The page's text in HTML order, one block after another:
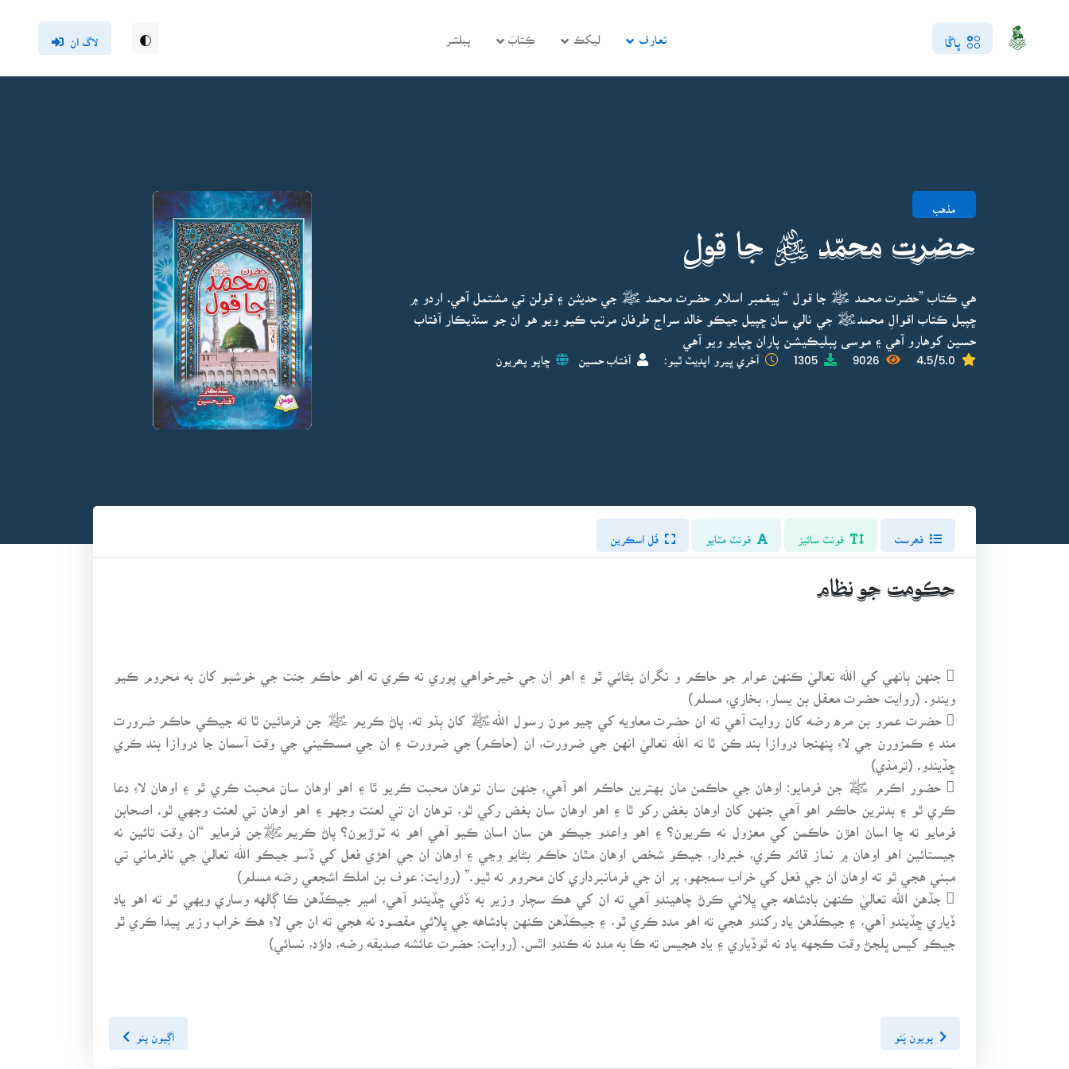
ڀاڱا تعارف ليکڪ ڪِتابَ پبلشر لاگ ان
مذهب
حضرت محمّد ﷺ جا قول
هي ڪتاب ”حضرت محمد ﷺ جا قول “ پيغمبر اسلام حضرت محمد ﷺ جي حديثن ۽ قولن تي مشتمل آهي. اردو ۾
ڇپيل ڪتاب اقوالِ محمدﷺ جي نالي سان ڇپيل جيڪو خالد سراج طرفان مرتب ڪيو ويو هو ان جو سنڌيڪار آفتاب
حسين کوهارو آهي ۽ موسى پبليڪيشن پاران ڇپايو ويو آهي
4.5/5.0
9026
1305 آخري ڀيرو اپڊيٽ ٿيو: آفتاب حسين ڇاپو پھريون
فونٽ سائيز فونٽ مٽايو فُل اسڪرين
حڪومت جو نظام
 جنهن ٻانهي کي الله تعاليٰ ڪنهن عوام جو حاڪم و نگران بڻائي ٿو ۽ اهو ان جي خيرخواهي پوري نه ڪري ته اهو حاڪم جنت جي خوشبو کان به محروم ڪيو
ويندو. (روايت حضرت معقل بن يسار، بخاري، مسلم)
 حضرت عمرو بن مره رضه کان روايت آهي ته ان حضرت معاويه کي چيو مون رسول اللهﷺ کان ٻڌو ته، پاڻ ڪريم ﷺ جن فرمائين ٿا ته جيڪي حاڪم ضرورت
مند ۽ ڪمزورن جي لاءِ پنهنجا دروازا بند ڪن ٿا ته الله تعاليٰ انهن جي ضرورت، ان (حاڪم) جي ضرورت ۽ ان جي مسڪيني جي وقت آسمان جا دروازا بند ڪري
ڇڏيندو. (ترمذي)
 حضور اڪرم ﷺ جن فرمايو: اوهان جي حاڪمن مان بهترين حاڪم اهو آهي، جنهن سان توهان محبت ڪريو ٿا ۽ اهو اوهان سان محبت ڪري ٿو ۽ اوهان لاءِ دعا
ڪري ٿو ۽ بدترين حاڪم اهو آهي جنهن کان اوهان بغض رکو ٿا ۽ اهو اوهان سان بغض رکي ٿو، توهان ان تي لعنت وجهو ۽ اهو اوهان تي لعنت وجهي ٿو. اصحابن
فرمايو ته ڇا اسان اهڙن حاڪمن کي معزول نه ڪريون؟ ۽ اهو واعدو جيڪو هن سان اسان ڪيو آهي اهو نه ٽوڙيون؟ پاڻ ڪريمﷺجن فرمايو “ان وقت تائين نه
جيستائين اهو اوهان ۾ نماز قائم ڪري، خبردار، جيڪو شخص اوهان مٿان حاڪم بڻايو وڃي ۽ اوهان ان جي اهڙي فعل کي ڏسو جيڪو الله تعاليٰ جي نافرماني تي
مبني هجي ٿو ته اوهان ان جي فعل کي خراب سمجهو، پر ان جي فرمانبرداري کان محروم نه ٿيو.” (روايت: عوف بن املڪ اشجعي رضه مسلم)
 جڏهن الله تعاليٰ ڪنهن بادشاهه جي ڀلائي ڪرڻ چاهيندو آهي ته ان کي هڪ سچار وزير به ڏئي ڇڏيندو آهي، امير جيڪڏهن ڪا ڳالهه وساري ويهي ٿو ته اهو ياد
ڏياري ڇڏيندو آهي، ۽ جيڪڏهن ياد رکندو هجي ته اهو مدد ڪري ٿو، ۽ جيڪڏهن ڪنهن بادشاهه جي ڀلائي مقصود نه هجي ته ان جي لاءِ هڪ خراب وزير پيدا ڪري ٿو
جيڪو کيس ڀلجڻ وقت ڪجهه ياد نه ٿوڏياري ۽ ياد هجيس ته ڪا به مدد نه ڪندو اٿس. (روايت: حضرت عائشه صديقه رضه، داؤد، نسائي)
پويون پَنو اڳيون پنو